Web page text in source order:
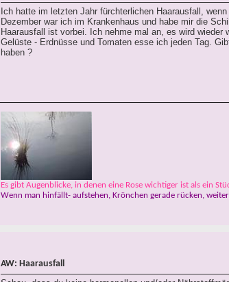
Ich hatte im letzten Jahr fürchterlichen Haarausfall,
Dezember war ich im Krankenhaus und habe mir die
Haarausfall ist vorbei. Ich nehme mal an, es wird
Gelüste - Erdnüsse und Tomaten esse ich jeden Tag.
haben ?
Es gibt Augenblicke, in denen eine Rose wichtiger ist als ein
Wenn man hinfällt- aufstehen, Krönchen gerade rücken,
AW: Haarausfall